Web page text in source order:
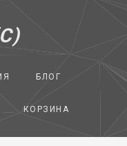
БЛОГ
КОРЗИНА